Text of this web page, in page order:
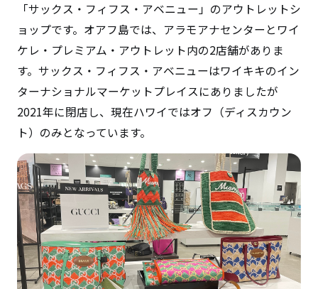
「サックス・フィフス・アベニュー」のアウトレットシ
ョップです。オアフ島では、アラモアナセンターとワイ
ケレ・プレミアム・アウトレット内の2店舗がありま
す。サックス・フィフス・アベニューはワイキキのイン
ターナショナルマーケットプレイスにありましたが
2021年に閉店し、現在ハワイではオフ（ディスカウン
ト）のみとなっています。